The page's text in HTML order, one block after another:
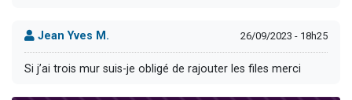
Jean Yves M. 26/09/2023 - 18h25
Si j’ai trois mur suis-je obligé de rajouter les files merci